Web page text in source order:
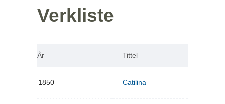
Verkliste
År Tittel
1850 Catilina